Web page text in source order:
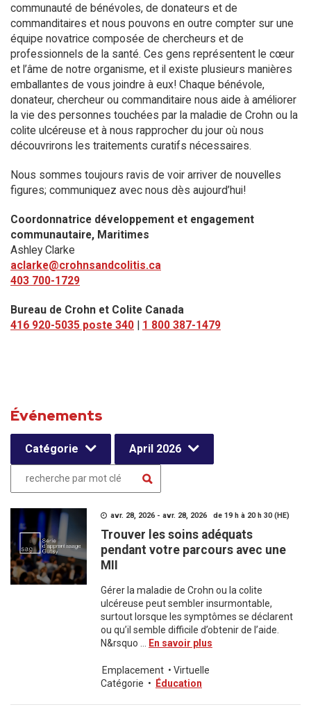
communauté de bénévoles, de donateurs et de
commanditaires et nous pouvons en outre compter sur une
équipe novatrice composée de chercheurs et de
professionnels de la santé. Ces gens représentent le cœur
et l’âme de notre organisme, et il existe plusieurs manières
emballantes de vous joindre à eux! Chaque bénévole,
donateur, chercheur ou commanditaire nous aide à améliorer
la vie des personnes touchées par la maladie de Crohn ou la
colite ulcéreuse et à nous rapprocher du jour où nous
découvrirons les traitements curatifs nécessaires.
Nous sommes toujours ravis de voir arriver de nouvelles
figures; communiquez avec nous dès aujourd’hui!
Coordonnatrice développement et engagement
communautaire, Maritimes
Ashley Clarke
aclarke@crohnsandcolitis.ca
403 700-1729
Bureau de Crohn et Colite Canada
416 920-5035 poste 340 | 1 800 387-1479
Événements
Catégorie April 2026
avr. 28, 2026 - avr. 28, 2026 de 19 h à 20 h 30 (HE)
Trouver les soins adéquats
pendant votre parcours avec une
MII
Gérer la maladie de Crohn ou la colite
ulcéreuse peut sembler insurmontable,
surtout lorsque les symptômes se déclarent
ou qu’il semble difficile d’obtenir de l’aide.
N&rsquo ...
En savoir plus
Emplacement • Virtuelle
Catégorie • Éducation